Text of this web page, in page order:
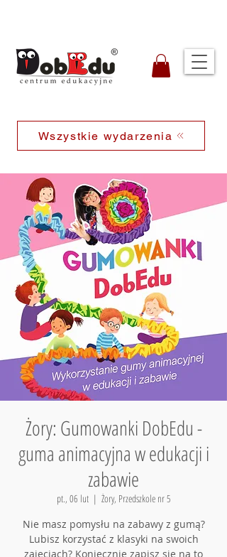
Wszystkie wydarzenia
Żory: Gumowanki DobEdu -
guma animacyjna w edukacji i
zabawie
pt., 06 lut
  |
Żory, Przedszkole nr 5
Nie masz pomysłu na zabawy z gumą?
Lubisz korzystać z klasyki na swoich
zajęciach? Koniecznie zapisz się na to